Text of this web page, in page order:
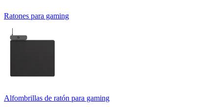
Ratones para gaming
Alfombrillas de ratón para gaming